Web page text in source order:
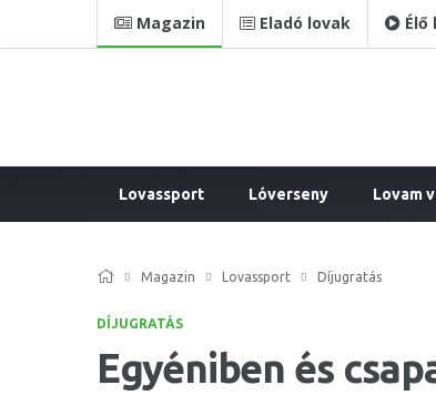
Magazin Eladó lovak
Lovassport Lóverseny Lovam
Magazin Lovassport Díjugratás
DÍJUGRATÁS
Egyéniben és